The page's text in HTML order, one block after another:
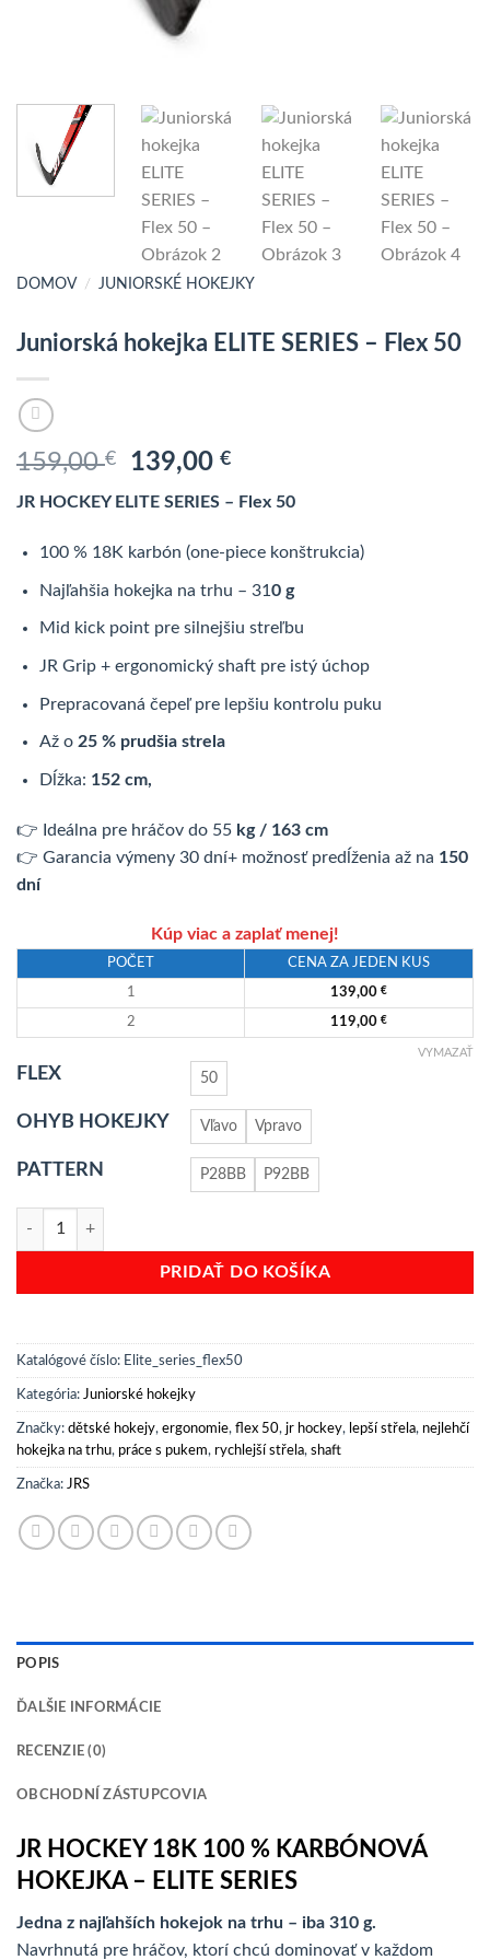
DOMOV / JUNIORSKÉ HOKEJKY
Juniorská hokejka ELITE SERIES – Flex 50
159,00€
Pôvodná
bola:
159,00 €.
139,00€Aktuálna
je:
139,00 €.
JR HOCKEY ELITE SERIES – Flex 50
100 % 18K karbón (one-piece konštrukcia)
Najľahšia hokejka na trhu – 31 0 g
Mid kick point pre silnejšiu streľbu
JR Grip + ergonomický shaft pre istý úchop
Prepracovaná čepeľ pre lepšiu kontrolu puku
Až o 25 % prudšia strela
Dĺžka: 152 cm,
👉 Ideálna pre hráčov do 55 kg / 163 cm
👉 Garancia výmeny 30 dní+ možnosť predĺženia až na 150
dní
Kúp viac a zaplať menej!
POČET CENA ZA JEDEN KUS
1 139,00 €
2 119,00 €
FLEX 50
OHYB HOKEJKY Vľavo Vpravo
PATTERN P28BB P92BB
VYMAZAŤ
množstvo Juniorská hokejka ELITE SERIES – Flex 50
PRIDAŤ DO KOŠÍKA
Katalógové číslo: Elite_series_flex50
Kategória: Juniorské hokejky
Značky: dětské hokejy, ergonomie, flex 50, jr hockey, lepší střela, nejlehčí
hokejka na trhu, práce s pukem, rychlejší střela, shaft
Značka: JRS
POPIS
ĎALŠIE INFORMÁCIE
RECENZIE (0)
OBCHODNÍ ZÁSTUPCOVIA
JR HOCKEY 18K 100 % KARBÓNOVÁ
HOKEJKA – ELITE SERIES
Jedna z najľahších hokejok na trhu – iba 310 g.
Navrhnutá pre hráčov, ktorí chcú dominovať v každom